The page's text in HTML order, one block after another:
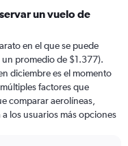
un vuelo de
en el que se puede
un promedio de $1.377).
diciembre es el momento
factores que
comparar aerolíneas,
los usuarios más opciones